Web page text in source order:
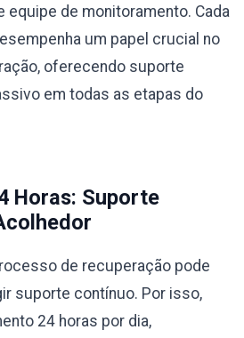
de monitoramento. Cada
um papel crucial no
oferecendo suporte
em todas as etapas do
Horas: Suporte
de recuperação pode
suporte contínuo. Por isso,
24 horas por dia,